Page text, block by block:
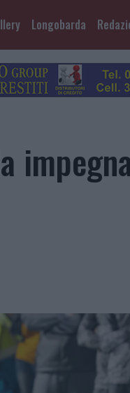
Longobarda